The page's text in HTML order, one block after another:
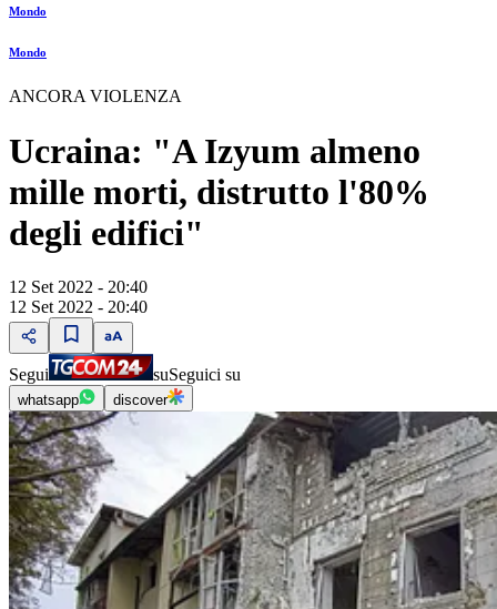
Mondo
Mondo
ANCORA VIOLENZA
Ucraina: "A Izyum almeno
mille morti, distrutto l'80%
degli edifici"
12 Set 2022 - 20:40
12 Set 2022 - 20:40
Segui suSeguici su
whatsapp discover